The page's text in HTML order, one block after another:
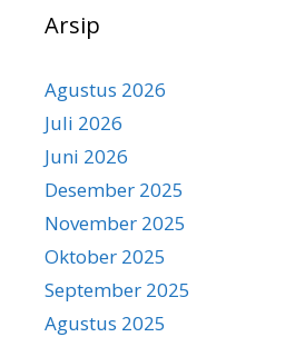
Arsip
Agustus 2026
Juli 2026
Juni 2026
Desember 2025
November 2025
Oktober 2025
September 2025
Agustus 2025